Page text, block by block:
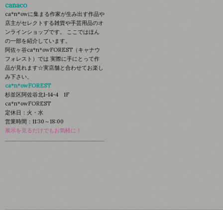
canaco
ca*n*owに集まる作家が生み出す作品や
店主がセレクトする雑貨や手芸用品のオ
ンラインショップです。 ここではほん
の一部を紹介しています。
阿佐ヶ谷ca*n*owFOREST（キャナウ
フォレスト）では 実際に手にとって作
品が見れます☆実店舗と合わせてお楽し
み下さい。
ca*n*owFOREST
杉並区阿佐谷北1-14-4 1F
ca*n*owFOREST
定休日：火・水
営業時間：11:30～18:00
展示を見るだけでもお気軽に！